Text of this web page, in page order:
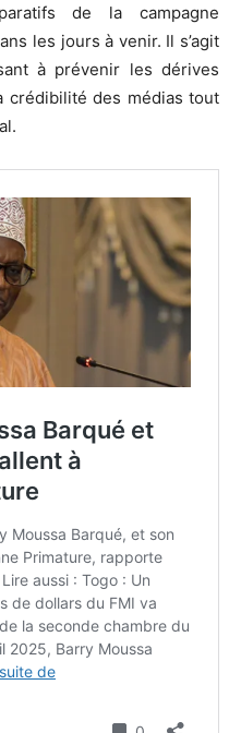
de la campagne
les jours à venir. Il s’agit
à prévenir les dérives
crédibilité des médias tout